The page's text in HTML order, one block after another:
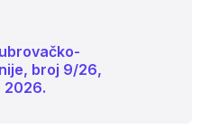
broj 9/26,
2026.